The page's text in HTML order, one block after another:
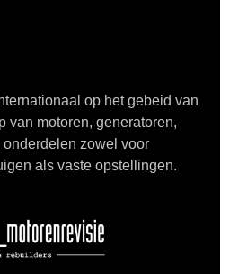
op het gebeid van
van motoren, generatoren,
zowel voor
als vaste opstellingen.